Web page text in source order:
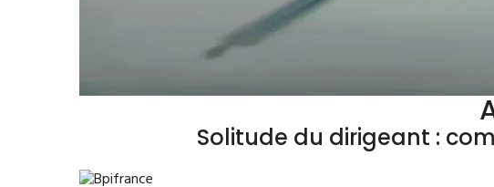
Solitude du dirigeant :